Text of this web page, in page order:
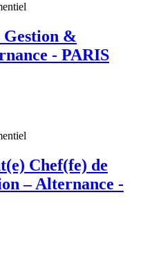
Gestion &
- PARIS
Chef(fe) de
– Alternance -